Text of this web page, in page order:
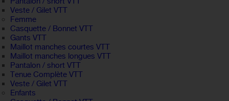
Veste / Gilet VTT
Femme
Casquette / Bonnet VTT
Gants VTT
Maillot manches courtes VTT
Maillot manches longues VTT
Pantalon / short VTT
Tenue Complète VTT
Veste / Gilet VTT
Enfants